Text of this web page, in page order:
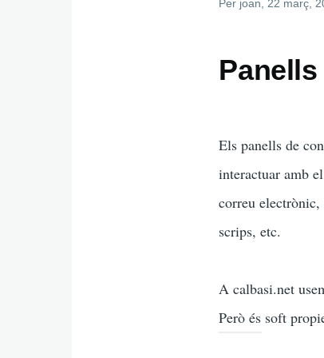
Per joan , 22 març,
Els panells de
interactuar amb
correu
scrips, etc.
A calbasi.net
Però és soft